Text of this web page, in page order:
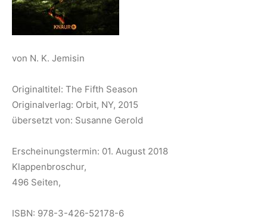
von N. K. Jemisin
Originaltitel: The Fifth Season
Originalverlag: Orbit, NY, 2015
übersetzt von: Susanne Gerold
Erscheinungstermin: 01. August 2018
Klappenbroschur,
496 Seiten,
ISBN: 978-3-426-52178-6